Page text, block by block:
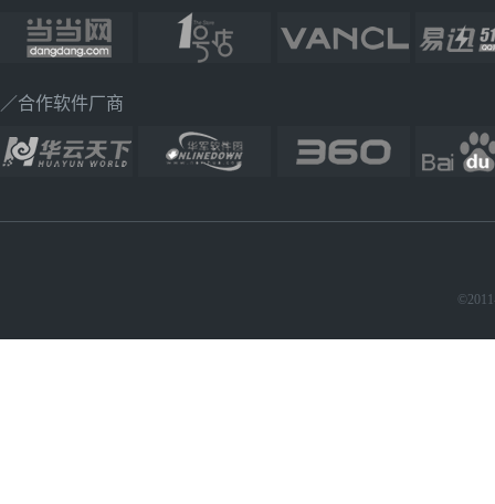
／合作软件厂商